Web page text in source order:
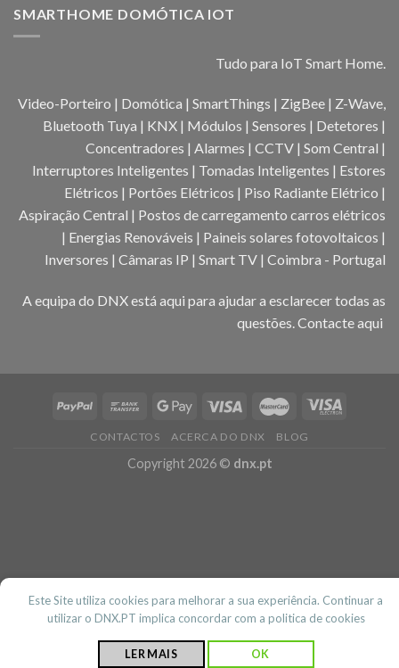
SMARTHOME DOMÓTICA IOT
Tudo para IoT Smart Home.
Video-Porteiro | Domótica | SmartThings | ZigBee | Z-Wave,
Bluetooth Tuya | KNX | Módulos | Sensores | Detetores |
Concentradores | Alarmes | CCTV | Som Central |
Interruptores Inteligentes | Tomadas Inteligentes | Estores
Elétricos | Portões Elétricos | Piso Radiante Elétrico |
Aspiração Central | Postos de carregamento carros elétricos
| Energias Renováveis | Paineis solares fotovoltaicos |
Inversores | Câmaras IP | Smart TV | Coimbra - Portugal
A equipa do DNX está aqui para ajudar a esclarecer todas as
questões.Contacte aqui
CONTACTOS ACERCA DO DNX BLOG
Copyright 2026 © dnx.pt
Este Site utiliza cookies para melhorar a sua experiência. Continuar a
utilizar o DNX.PT implica concordar com a politica de cookies